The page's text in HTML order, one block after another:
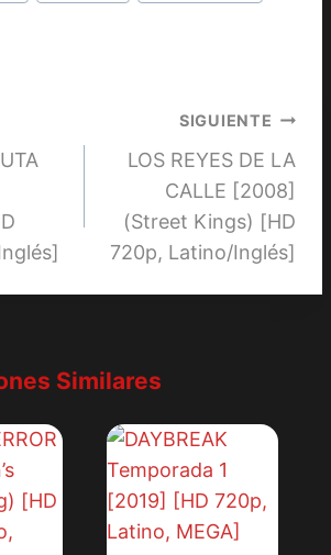
SIGUIENTE
LOS REYES DE LA
CALLE [2008]
(Street Kings) [HD
720p, Latino/Inglés]
Similares